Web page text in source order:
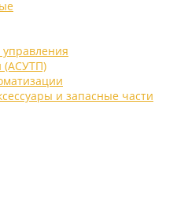
(АСУТП)
и запасные части